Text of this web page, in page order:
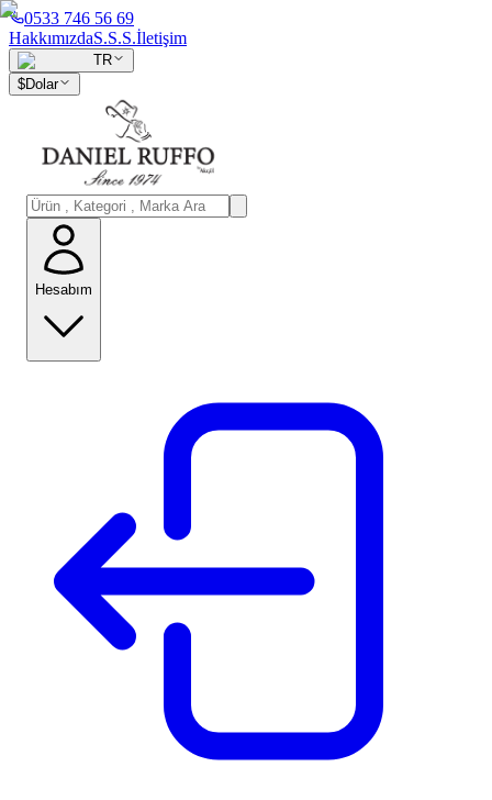
0533 746 56 69
HakkımızdaS.S.S.İletişim
TR
$Dolar
Hesabım